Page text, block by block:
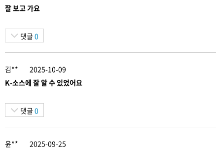
잘 보고 가요
댓글 0
김**
2025-10-09
K-소스에 잘 알 수 있었어요
댓글 0
윤**
2025-09-25